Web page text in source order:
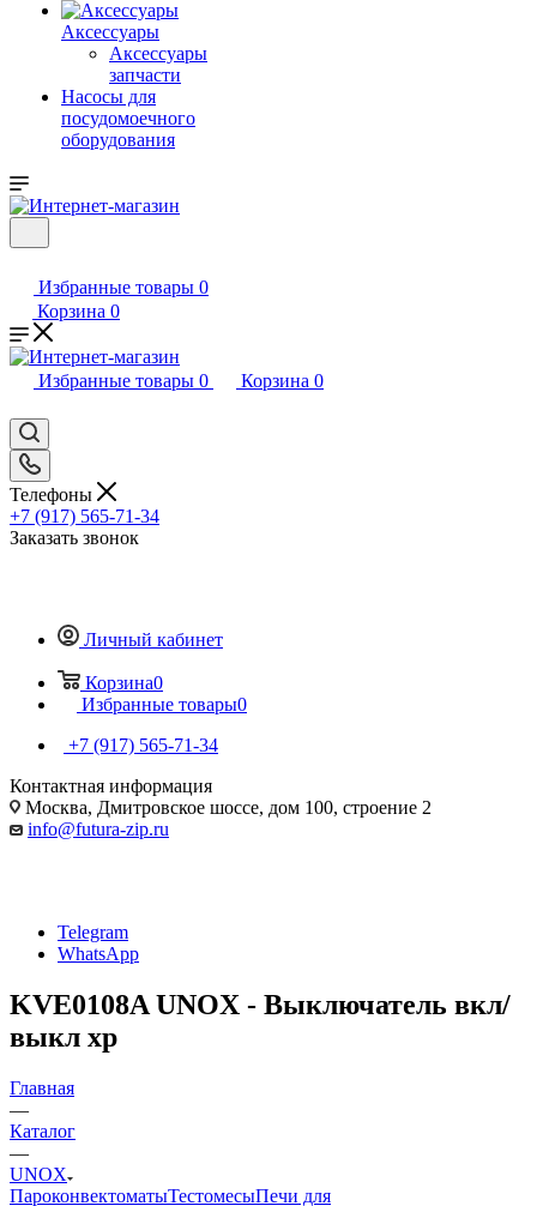
Аксессуары
Аксессуары
запчасти
Насосы для
посудомоечного
оборудования
Избранные товары 0
Корзина 0
Избранные товары 0 Корзина 0
Телефоны
+7 (917) 565-71-34
Заказать звонок
Личный кабинет
Корзина0
Избранные товары0
+7 (917) 565-71-34
Контактная информация
Москва, Дмитровское шоссе, дом 100, строение 2
info@futura-zip.ru
Telegram
WhatsApp
KVE0108A UNOX - Выключатель вкл/
выкл xp
Главная
—
Каталог
—
UNOX
ПароконвектоматыТестомесыПечи для